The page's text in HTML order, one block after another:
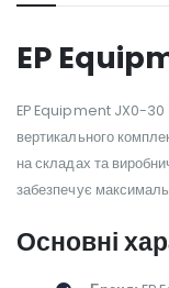
EP
EP Equipment JX0-30
вертикального
на складах та
забезпечує
Основні